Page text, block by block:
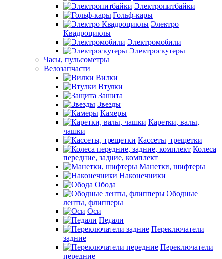
Электропитбайки
Гольф-кары
Электро
Квадроциклы
Электромобили
Электроскутеры
Часы, пульсометры
Велозапчасти
Вилки
Втулки
Защита
Звезды
Камеры
Каретки, валы,
чашки
Кассеты, трещетки
Колеса
передние, задние, комплект
Манетки, шифтеры
Наконечники
Обода
Ободные
ленты, флипперы
Оси
Педали
Переключатели
задние
Переключатели
передние